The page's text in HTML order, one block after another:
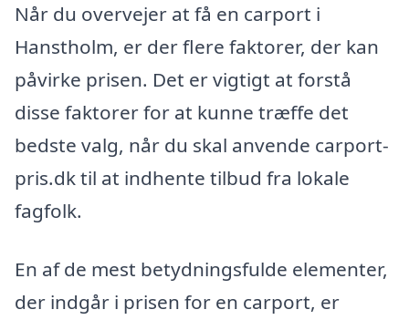
Når du overvejer at få en carport i
Hanstholm, er der flere faktorer, der kan
påvirke prisen. Det er vigtigt at forstå
disse faktorer for at kunne træffe det
bedste valg, når du skal anvende carport-
pris.dk til at indhente tilbud fra lokale
fagfolk.
En af de mest betydningsfulde elementer,
der indgår i prisen for en carport, er